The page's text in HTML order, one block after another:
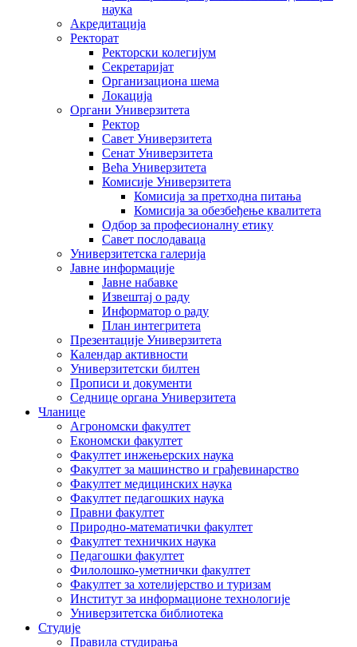
наука
Акредитација
Ректорат
Ректорски колегијум
Секретаријат
Организациона шема
Локација
Органи Универзитета
Ректор
Савет Универзитета
Сенат Универзитета
Већа Универзитета
Комисије Универзитета
Комисија за претходна питања
Комисија за обезбеђење квалитета
Одбор за професионалну етику
Савет послодаваца
Универзитетска галерија
Јавне информације
Јавне набавке
Извештај о раду
Информатор о раду
План интегритета
Презентације Универзитета
Календар активности
Универзитетски билтен
Прописи и документи
Седнице органа Универзитета
Чланице
Агрономски факултет
Економски факултет
Факултет инжењерских наука
Факултет за машинство и грађевинарство
Факултет медицинских наука
Факултет педагошких наука
Правни факултет
Природно-математички факултет
Факултет техничких наука
Педагошки факултет
Филолошко-уметнички факултет
Факултет за хотелијерство и туризам
Институт за информационе технологије
Универзитетска библиотека
Студије
Правила студирања